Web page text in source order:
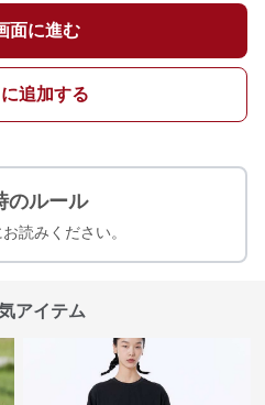
面に進む
追加する
のルール
読みください。
アイテム